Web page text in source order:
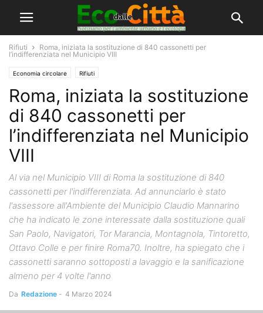
Rifiuti
Roma, iniziata la sostituzione di 840 cassonetti per
l’indifferenziata nel Municipio VIII
Economia circolare Rifiuti
Roma, iniziata la sostituzione
di 840 cassonetti per
l’indifferenziata nel Municipio
VIII
Al via nel Municipio VIII di Roma la sostituzione di 840
cassonetti per l'indifferenziata. Ad annunciarlo è stato
l'assessore all'Ambiente del Municipio Claudio Mannarino
che ha indicato le zone interessate dalla sostituzione quali
San Paolo, Navigatori, Tor Marancia, Montagnola, Tintoretto,
Ottavo Colle e per finire Roma70. Inoltre, ha spiegato che i
cassonetti saranno sottoposti a lavaggio e la sanificazione
almeno per 4 volte l'anno
Da Redazione - 4 Marzo 2024